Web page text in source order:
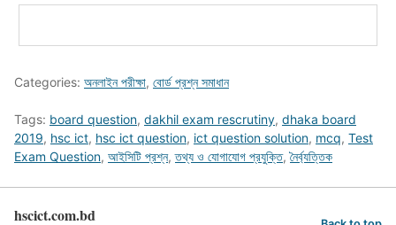
Categories: অনলাইন পরীক্ষা, বোর্ড প্রশ্ন সমাধান
Tags: board question, dakhil exam rescrutiny, dhaka board
2019, hsc ict, hsc ict question, ict question solution, mcq, Test
Exam Question, আইসিটি প্রশ্ন,তথ্য ও যোগাযোগ প্রযুক্তি,নৈর্ব্যত্তিক
hscict.com.bd